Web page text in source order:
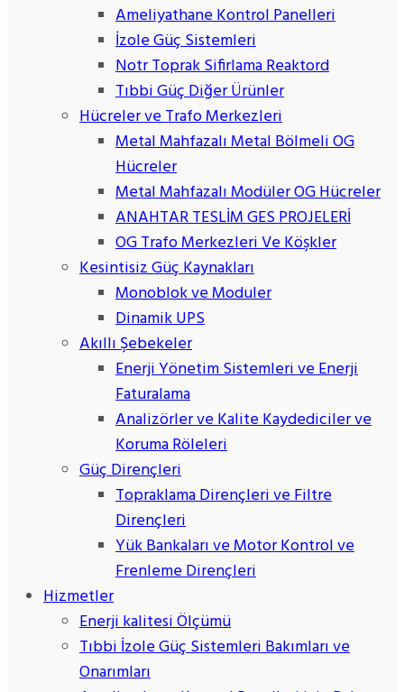
Ameliyathane Kontrol Panelleri
İzole Güç Sistemleri
Notr Toprak Sifirlama Reaktord
Tıbbi Güç Diğer Ürünler
Hücreler ve Trafo Merkezleri
Metal Mahfazalı Metal Bölmeli OG
Hücreler
Metal Mahfazalı Modüler OG Hücreler
ANAHTAR TESLİM GES PROJELERİ
OG Trafo Merkezleri Ve Köşkler
Kesintisiz Güç Kaynakları
Monoblok ve Moduler
Dinamik UPS
Akıllı Şebekeler
Enerji Yönetim Sistemleri ve Enerji
Faturalama
Analizörler ve Kalite Kaydediciler ve
Koruma Röleleri
Güç Dirençleri
Topraklama Dirençleri ve Filtre
Dirençleri
Yük Bankaları ve Motor Kontrol ve
Frenleme Dirençleri
Hizmetler
Enerji kalitesi Ölçümü
Tıbbi İzole Güç Sistemleri Bakımları ve
Onarımları